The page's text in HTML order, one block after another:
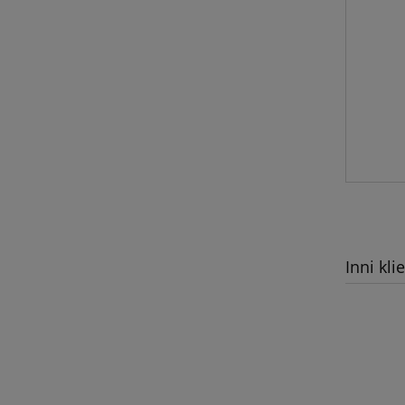
Inni